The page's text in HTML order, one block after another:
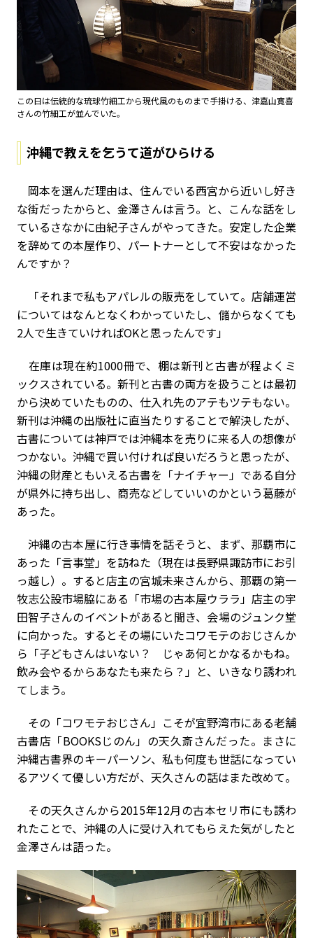
この日は伝統的な琉球竹細工から現代風のものまで手掛ける、津嘉山寛喜
さんの竹細工が並んでいた。
沖縄で教えを乞うて道がひらける
岡本を選んだ理由は、住んでいる西宮から近いし好き
な街だったからと、金澤さんは言う。と、こんな話をし
ているさなかに由紀子さんがやってきた。安定した企業
を辞めての本屋作り、パートナーとして不安はなかった
んですか？
「それまで私もアパレルの販売をしていて。店舗運営
についてはなんとなくわかっていたし、儲からなくても
2人で生きていければOKと思ったんです」
在庫は現在約1000冊で、棚は新刊と古書が程よくミ
ックスされている。新刊と古書の両方を扱うことは最初
から決めていたものの、仕入れ先のアテもツテもない。
新刊は沖縄の出版社に直当たりすることで解決したが、
古書については神戸では沖縄本を売りに来る人の想像が
つかない。沖縄で買い付ければ良いだろうと思ったが、
沖縄の財産ともいえる古書を「ナイチャー」である自分
が県外に持ち出し、商売などしていいのかという葛藤が
あった。
沖縄の古本屋に行き事情を話そうと、まず、那覇市に
あった「言事堂」を訪ねた（現在は長野県諏訪市にお引
っ越し）。すると店主の宮城未来さんから、那覇の第一
牧志公設市場脇にある「市場の古本屋ウララ」店主の宇
田智子さんのイベントがあると聞き、会場のジュンク堂
に向かった。するとその場にいたコワモテのおじさんか
ら「子どもさんはいない？ じゃあ何とかなるかもね。
飲み会やるからあなたも来たら？」と、いきなり誘われ
てしまう。
その「コワモテおじさん」こそが宜野湾市にある老舗
古書店「BOOKSじのん」の天久斎さんだった。まさに
沖縄古書界のキーパーソン、私も何度も世話になってい
るアツくて優しい方だが、天久さんの話はまた改めて。
その天久さんから2015年12月の古本セリ市にも誘わ
れたことで、沖縄の人に受け入れてもらえた気がしたと
金澤さんは語った。